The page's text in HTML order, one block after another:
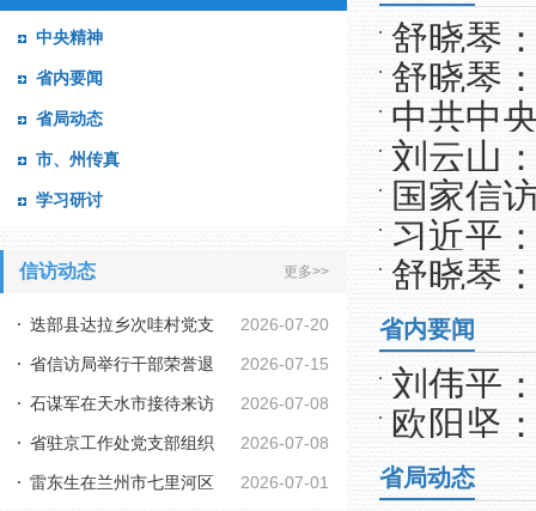
中央精神
省内要闻
省局动态
市、州传真
学习研讨
信访动态 更多>>
2026-07-20
迭部县达拉乡次哇村党支
部、驻村工作队暑... 2026-07-15
省信访局举行干部荣誉退
休仪式 2026-07-08
石谋军在天水市接待来访
群众时强调 牢固... 2026-07-08
省驻京工作处党支部组织
开展“坚守信访初... 2026-07-01
雷东生在兰州市七里河区
舒晓琴
舒晓琴
中共中
育着力
刘云山
国家信
习近平
舒晓琴
省内要闻
刘伟平
共同推
欧阳坚
省局动态